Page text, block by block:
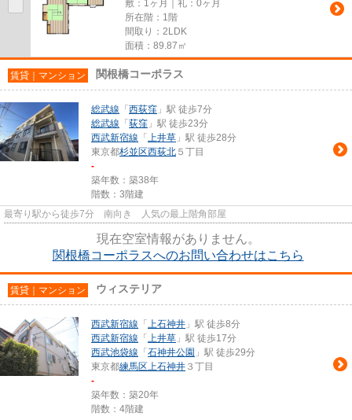
敷：1ヶ月｜礼：0ヶ月
所在階：1階
間取り：2LDK
面積：89.87㎡
賃貸｜マンション 関根橋コーポラス
総武線 「 西荻窪 」駅 徒歩7分
総武線 「 荻窪 」駅 徒歩23分
西武新宿線 「 上井草 」駅 徒歩28分
東京都杉並区西荻北 ５丁目
-
築年数：築38年
階数：3階建
最寄り駅から徒歩7分 南向き 人気の最上階角部屋
現在空室情報がありません。
関根橋コーポラスへのお問い合わせはこちら
賃貸｜マンション ウィステリア
西武新宿線 「 上石神井 」駅 徒歩8分
西武新宿線 「 上井草 」駅 徒歩17分
西武池袋線 「 石神井公園 」駅 徒歩29分
東京都練馬区上石神井 ３丁目
-
築年数：築20年
階数：4階建